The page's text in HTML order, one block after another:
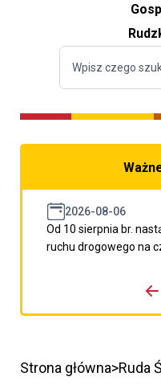
2026-08-06
Od 10 sierpnia br.
ruchu drogowego na
porzpedniego komunikatu
Strona główna Ruda